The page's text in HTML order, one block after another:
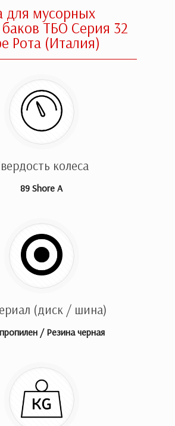
для мусорных
ТБО Серия 32
Рота (Италия)
колеса
89 Shore A
(диск / шина)
/ Резина черная